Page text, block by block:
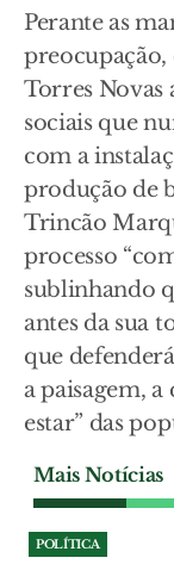
Perante as
preocupação,
Torres Novas
sociais que
com a
produção de
Trincão
processo
sublinhando
antes da sua
que
a paisagem,
estar” das
Mais Notícias
POLÍTICA